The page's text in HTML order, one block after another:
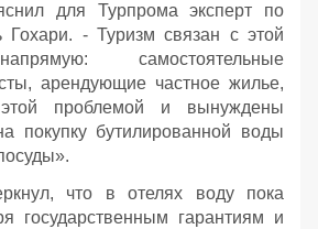
для Турпрома эксперт по
Гохари. - Туризм связан с этой
самостоятельные
арендующие частное жилье,
проблемой и вынуждены
покупку бутилированной воды
что в отелях воду пока
государственным гарантиям и